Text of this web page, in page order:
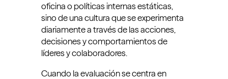
oficina o políticas internas estáticas,
sino de una cultura que se experimenta
diariamente a través de las acciones,
decisiones y comportamientos de
líderes y colaboradores.
Cuando la evaluación se centra en